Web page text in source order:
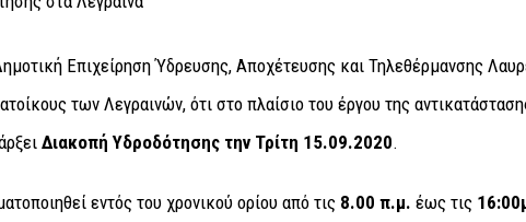
Επιχείρηση Ύδρευσης, Αποχέτευσης και Τηλεθέρμανσης
των Λεγραινών, ότι στο πλαίσιο του έργου της
Διακοπή Υδροδότησης την Τρίτη 15.09.2020.
εντός του χρονικού ορίου από τις 8.00 π.μ. έως τις